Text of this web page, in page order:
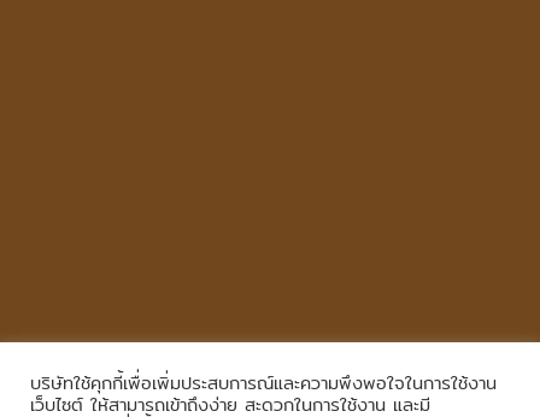
Copyright © 2026 , All Rights Reserved.|เข้าสู่ระบบ
บริษัทใช้คุกกี้เพื่อเพิ่มประสบการณ์และความพึงพอใจในการใช้งาน
เว็บไซต์ ให้สามารถเข้าถึงง่าย สะดวกในการใช้งาน และมี